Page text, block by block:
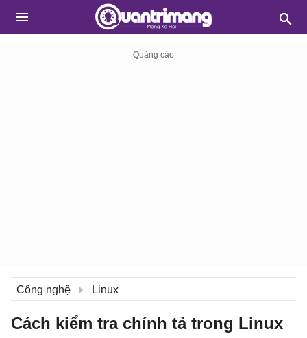
Công nghệ Linux
Cách kiểm tra chính tả trong Linux